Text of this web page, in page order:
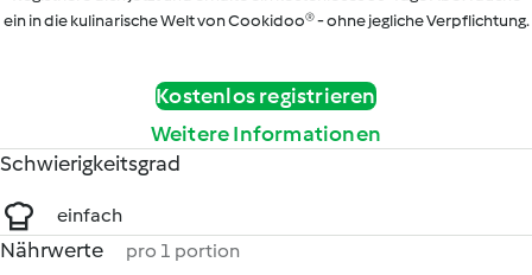
ein in die kulinarische Welt von Cookidoo® - ohne jegliche Verpflichtung.
Kostenlos registrieren
Weitere Informationen
Schwierigkeitsgrad
einfach
Nährwerte pro 1 portion